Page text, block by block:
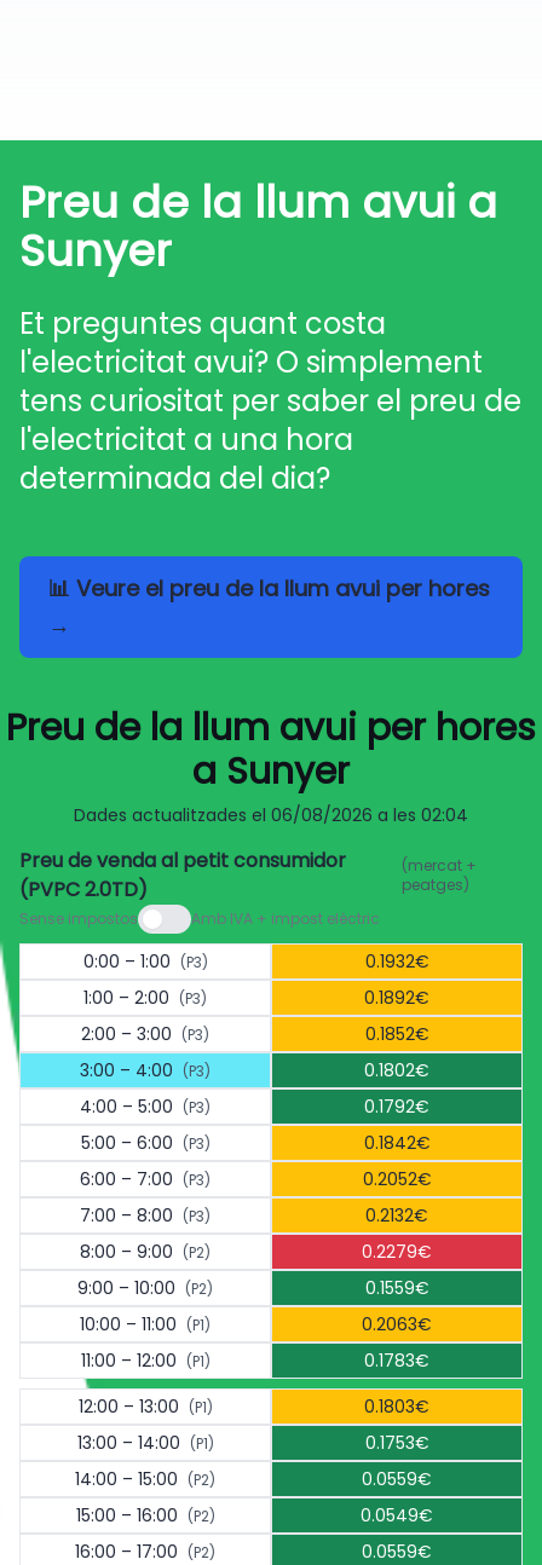
Preu de la llum avui a
Sunyer
Et preguntes quant costa
l'electricitat avui? O simplement
tens curiositat per saber el preu de
l'electricitat a una hora
determinada del dia?
📊 Veure el preu de la llum avui per hores
→
Preu de la llum avui per hores
a Sunyer
Dades actualitzades el 06/08/2026 a les 02:04
Preu de venda al petit consumidor
(PVPC 2.0TD)
(mercat +
peatges)
Sense impostos
Amb IVA + impost elèctric
0:00 – 1:00 (P3)
0.1932€
1:00 – 2:00 (P3)
0.1892€
2:00 – 3:00 (P3)
0.1852€
3:00 – 4:00 (P3)
0.1802€
4:00 – 5:00 (P3)
0.1792€
5:00 – 6:00 (P3)
0.1842€
6:00 – 7:00 (P3)
0.2052€
7:00 – 8:00 (P3)
0.2132€
8:00 – 9:00 (P2)
0.2279€
9:00 – 10:00 (P2)
0.1559€
10:00 – 11:00 (P1)
0.2063€
11:00 – 12:00 (P1)
0.1783€
12:00 – 13:00 (P1)
0.1803€
13:00 – 14:00 (P1)
0.1753€
14:00 – 15:00 (P2)
0.0559€
15:00 – 16:00 (P2)
0.0549€
16:00 – 17:00 (P2)
0.0559€